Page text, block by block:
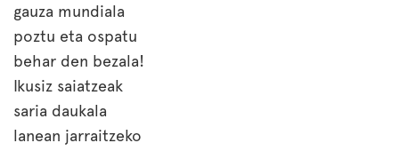
gauza mundiala
poztu eta ospatu
behar den bezala!
Ikusiz saiatzeak
saria daukala
lanean jarraitzeko